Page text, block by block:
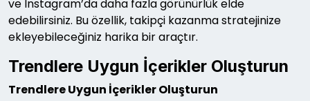
ve Instagram’da daha fazla görünürlük elde
edebilirsiniz. Bu özellik, takipçi kazanma stratejinize
ekleyebileceğiniz harika bir araçtır.
Trendlere Uygun İçerikler Oluşturun
Trendlere Uygun İçerikler Oluşturun